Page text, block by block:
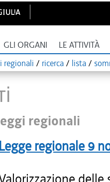
GLI ORGANI LE ATTIVITÀ
regionali / ricerca / lista /
regionali
Legge regionale 9